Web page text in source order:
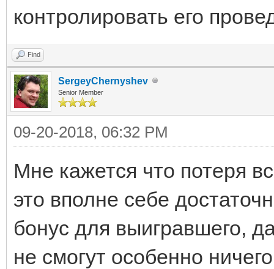
контролировать его
Find
SergeyChernyshev
Senior Member
09-20-2018, 06:32 PM
Мне кажется что потеря
это вполне себе
бонус для выигравшего,
не смогут особенно